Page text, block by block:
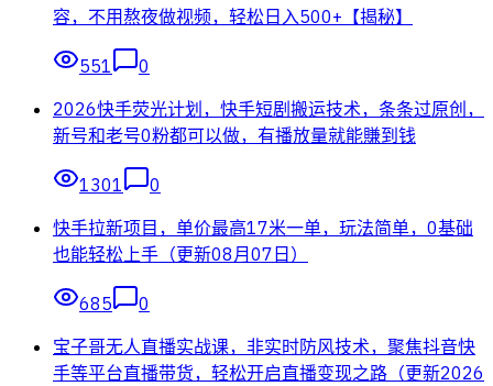
容，不用熬夜做视频，轻松日入500+【揭秘】
551
0
2026快手荧光计划，快手短剧搬运技术，条条过原创，
新号和老号0粉都可以做，有播放量就能賺到钱
1301
0
快手拉新项目，单价最高17米一单，玩法简单，0基础
也能轻松上手（更新08月07日）
685
0
宝子哥无人直播实战课，非实时防风技术，聚焦抖音快
手等平台直播带货，轻松开启直播变现之路（更新2026